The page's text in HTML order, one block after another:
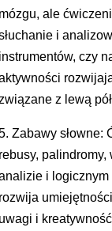
ale
i
czy
z lewą
Zabawy słowne:
palindromy,
i logicznym
i